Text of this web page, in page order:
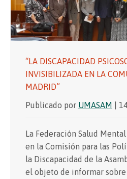
“LA DISCAPACIDAD
INVISIBILIZADA EN LA
MADRID”
Publicado por UMASAM |
La Federación Salud
en la Comisión para las
la Discapacidad de la
el objeto de informar sobre